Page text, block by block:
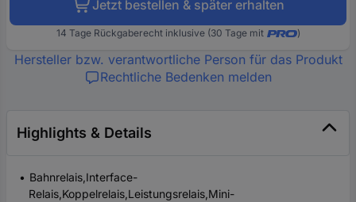
Jetzt bestellen & später erhalten
14 Tage Rückgaberecht inklusive (30 Tage mit )
Hersteller bzw. verantwortliche Person für das Produkt
Rechtliche Bedenken melden
Highlights & Details
Bahnrelais,Interface-
Relais,Koppelrelais,Leistungsrelais,Mini-